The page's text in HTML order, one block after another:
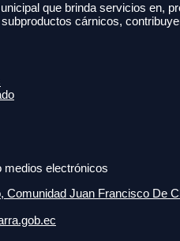
que brinda servicios en,
cárnicos,
medios electrónicos
Comunidad Juan Francisco De